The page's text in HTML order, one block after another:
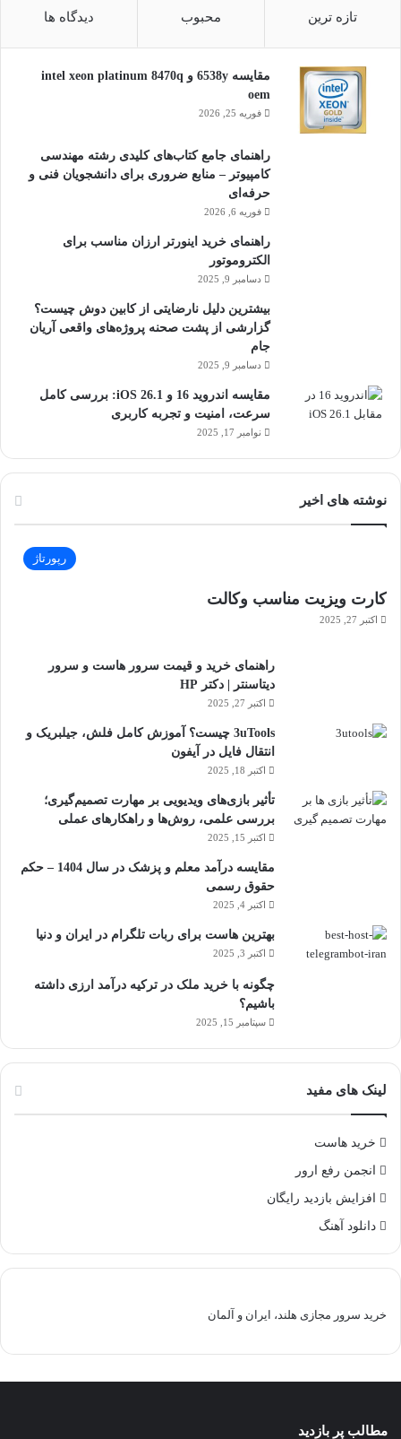
تازه ترین محبوب دیدگاه ها
مقایسه 6538y و intel xeon platinum 8470q
oem
فوریه 25, 2026
راهنمای جامع کتاب‌های کلیدی رشته مهندسی
کامپیوتر – منابع ضروری برای دانشجویان فنی و
حرفه‌ای
فوریه 6, 2026
راهنمای خرید اینورتر ارزان مناسب برای
الکتروموتور
دسامبر 9, 2025
بیشترین دلیل نارضایتی از کابین دوش چیست؟
گزارشی از پشت صحنه پروژه‌های واقعی آریان
جام
دسامبر 9, 2025
مقایسه اندروید 16 و iOS 26.1: بررسی کامل
سرعت، امنیت و تجربه کاربری
نوامبر 17, 2025
نوشته های اخیر
رپورتاژ
کارت ویزیت مناسب وکالت
اکتبر 27, 2025
راهنمای خرید و قیمت سرور هاست و سرور
دیتاسنتر | دکتر HP
اکتبر 27, 2025
3uTools چیست؟ آموزش کامل فلش، جیلبریک و
انتقال فایل در آیفون
اکتبر 18, 2025
تأثیر بازی‌های ویدیویی بر مهارت تصمیم‌گیری؛
بررسی علمی، روش‌ها و راهکارهای عملی
اکتبر 15, 2025
مقایسه درآمد معلم و پزشک در سال 1404 – حکم
حقوق رسمی
اکتبر 4, 2025
بهترین هاست برای ربات تلگرام در ایران و دنیا
اکتبر 3, 2025
چگونه با خرید ملک در ترکیه درآمد ارزی داشته
باشیم؟
سپتامبر 15, 2025
لینک های مفید
خرید هاست
انجمن رفع ارور
افزایش بازدید رایگان
دانلود آهنگ
خرید سرور مجازی هلند، ایران و آلمان
مطالب پر بازدید